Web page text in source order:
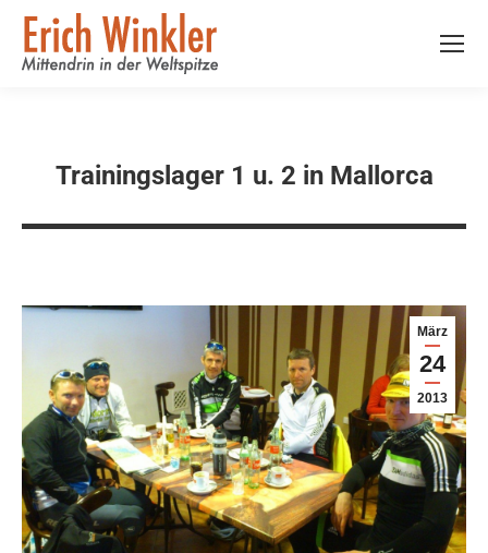
Trainingslager 1 u. 2 in Mallorca
März
24
2013